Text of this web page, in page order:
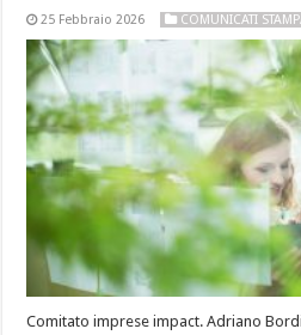
25 Febbraio 2026 COMUNICATI
Comitato imprese impact. Adriano